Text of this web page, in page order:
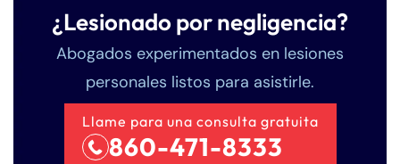
¿Lesionado por negligencia?
Abogados experimentados en lesiones
personales listos para asistirle.
Llame para una consulta gratuita
860-471-8333